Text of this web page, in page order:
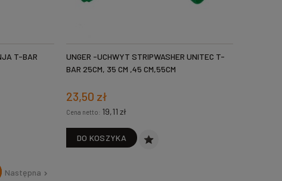
T-BAR
UNGER -UCHWYT STRIPWASHER UNITEC T-
BAR 25CM, 35 CM ,45 CM,55CM
23,50 zł
Cena netto: 19,11 zł
DO KOSZYKA